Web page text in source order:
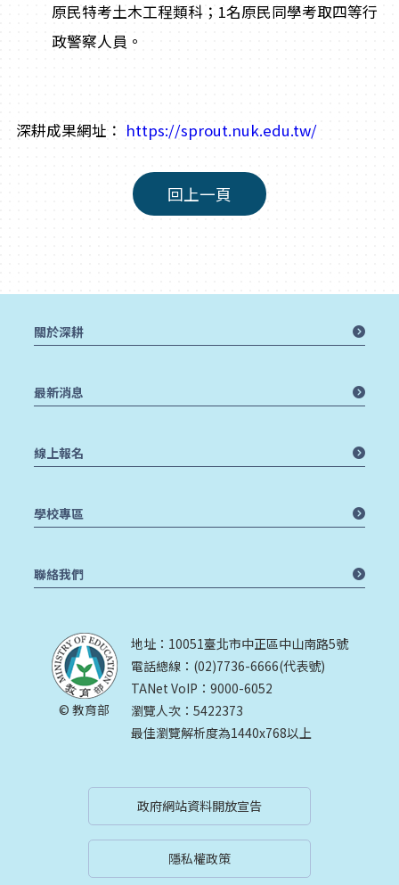
原民特考土木工程類科；1名原民同學考取四等行
政警察人員。
深耕成果網址： https://sprout.nuk.edu.tw/
回上一頁
© 教育部
地址：10051臺北市中正區中山南路5號
電話總線：(02)7736-6666(代表號)
TANet VoIP：9000-6052
瀏覽人次：5422373
最佳瀏覽解析度為1440x768以上
關於深耕
最新消息
線上報名
學校專區
聯絡我們
政府網站資料開放宣告
隱私權政策